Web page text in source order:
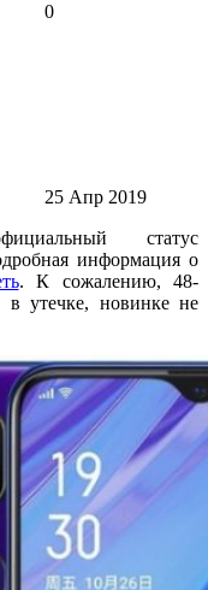
0
25 Апр 2019
статус
информация о
. К сожалению, 48-
в утечке, новинке не